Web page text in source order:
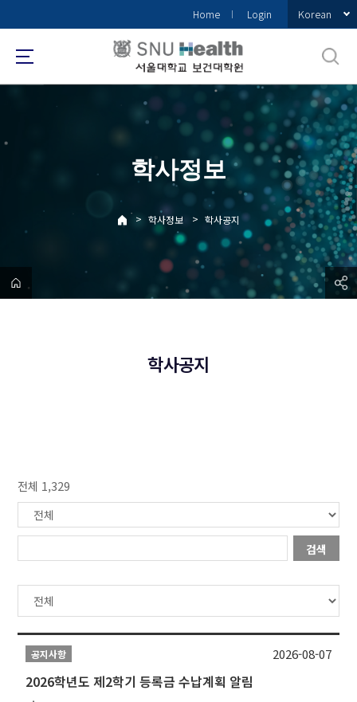
로
메
Home Login Korean
학사정보
> 학사정보 > 학사공지
학사공지
전체 1,329
검색
공지사항
2026학년도 제2학기 등록금 수납계획 알림
2026-08-07